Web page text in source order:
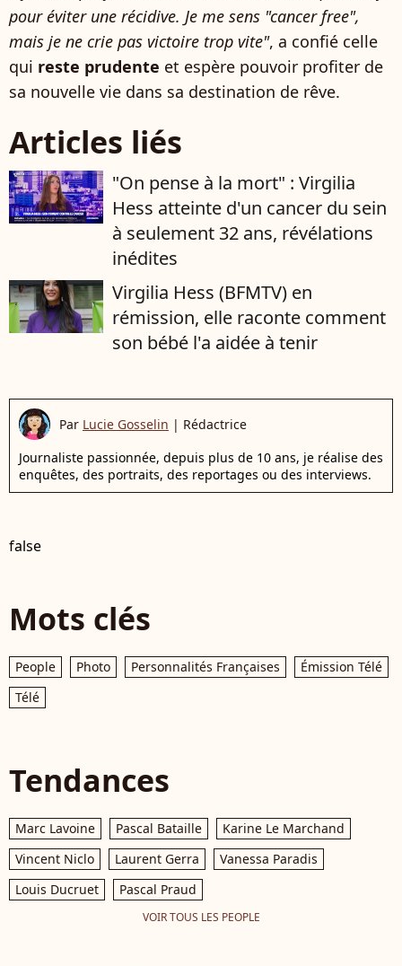
pour éviter une récidive. Je me sens "cancer free",
mais je ne crie pas victoire trop vite", a confié celle
qui reste prudente et espère pouvoir profiter de
sa nouvelle vie dans sa destination de rêve.
Articles liés
"On pense à la mort" : Virgilia
Hess atteinte d'un cancer du sein
à seulement 32 ans, révélations
inédites
Virgilia Hess (BFMTV) en
rémission, elle raconte comment
son bébé l'a aidée à tenir
Par Lucie Gosselin | Rédactrice
Journaliste passionnée, depuis plus de 10 ans, je réalise des
enquêtes, des portraits, des reportages ou des interviews.
false
Mots clés
People Photo Personnalités Françaises
Émission Télé
Télé
Tendances
Marc Lavoine Pascal Bataille
Karine Le Marchand
Vincent Niclo
Laurent Gerra
Vanessa Paradis
Louis Ducruet
Pascal Praud
VOIR TOUS LES PEOPLE